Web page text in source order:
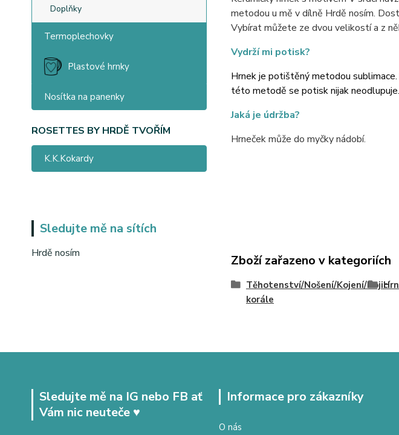
Doplňky
Termoplechovky
Plastové hrnky
Nosítka na panenky
ROSETTES BY HRDĚ TVOŘÍM
K.K.Kokardy
Sledujte mě na sítích
Hrdě nosím
metodou u mě v dílně Hrdě nosím.
Vybírat můžete ze dvou velikostí a z
Vydrží mi potisk?
Hrnek je potištěný metodou
této metodě se potisk nijak neodlupuje.
Jaká je údržba?
Hrneček může do myčky nádobí.
Zboží zařazeno v kategoriích
Těhotenství/Nošení/Kojení/Kojicí
korále
Sledujte mě na IG nebo FB ať
Vám nic neuteče ♥
Informace pro zákazníky
O nás